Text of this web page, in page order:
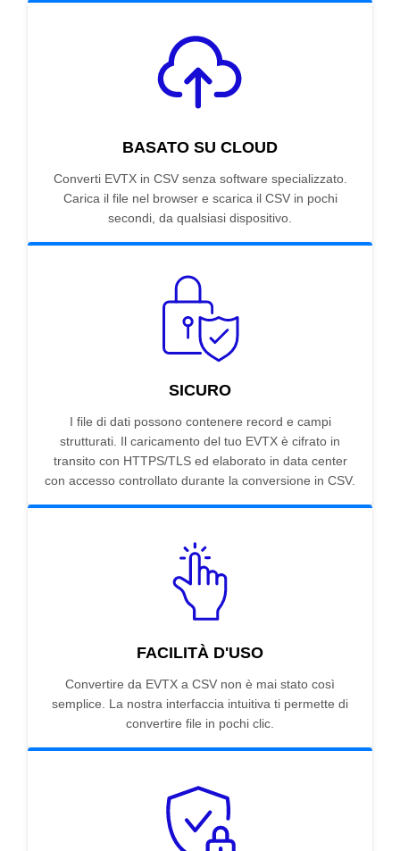
BASATO SU CLOUD
Converti EVTX in CSV senza software specializzato.
Carica il file nel browser e scarica il CSV in pochi
secondi, da qualsiasi dispositivo.
SICURO
I file di dati possono contenere record e campi
strutturati. Il caricamento del tuo EVTX è cifrato in
transito con HTTPS/TLS ed elaborato in data center
con accesso controllato durante la conversione in CSV.
FACILITÀ D'USO
Convertire da EVTX a CSV non è mai stato così
semplice. La nostra interfaccia intuitiva ti permette di
convertire file in pochi clic.